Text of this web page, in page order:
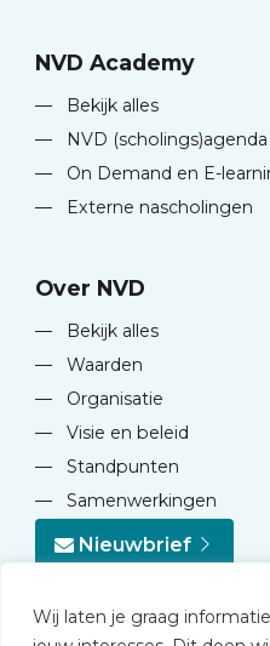
Wij laten je graag
NVD Academy
—
Bekijk alles
—
NVD (scholings)agenda
—
On Demand en E-
—
Externe nascholingen
Over NVD
—
Bekijk alles
—
Waarden
—
Organisatie
—
Visie en beleid
—
Standpunten
—
Samenwerkingen
Nieuwbrief